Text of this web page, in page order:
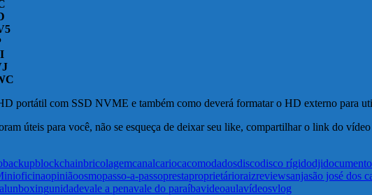
portátil com SSD NVME e também como deverá formatar o HD externo para
úteis para você, não se esqueça de deixar seu like, compartilhar o link do
backupblockchainbricolagemcanalcariocacomodadosdiscodisco rígidodji
oficinaopiniãoosmopasso-a-passoprestaproprietárioraizreviewsanjasão josé dos
unboxingunidadevale a penavale do paraíbavideoaulavídeosvlog